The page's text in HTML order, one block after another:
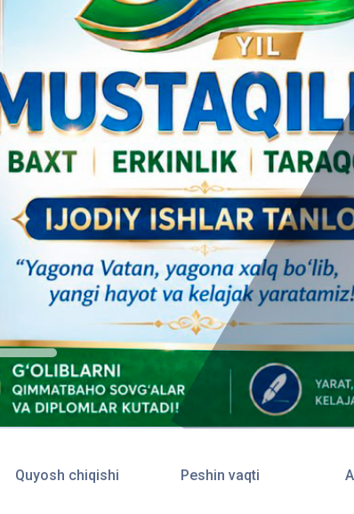
Quyosh chiqishi Peshin vaqti